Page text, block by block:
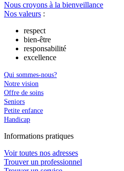
Nous croyons à la bienveillance
Nos valeurs :
respect
bien-être
responsabilité
excellence
Qui sommes-nous?
Notre vision
Offre de soins
Seniors
Petite enfance
Handicap
Informations pratiques
Voir toutes nos adresses
Trouver un professionnel